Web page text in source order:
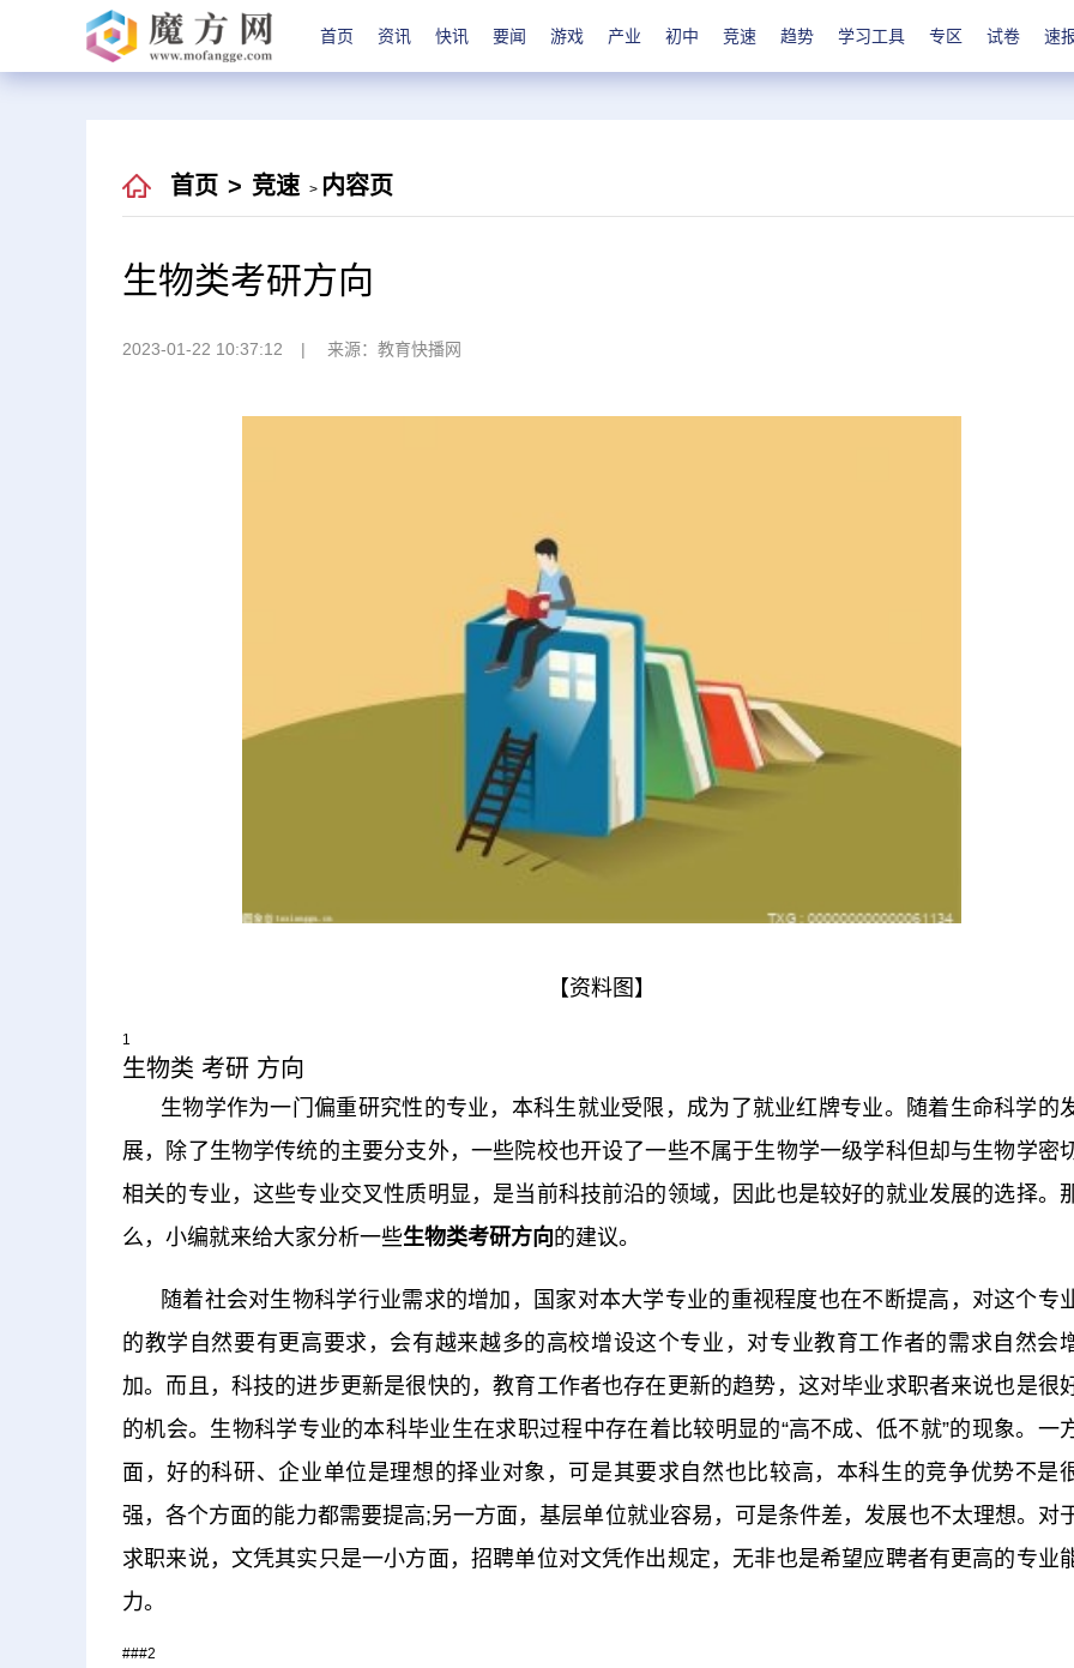
首页 资讯 快讯 要闻 游戏 产业 初中 竞速 趋势 学习工具 专区 试卷 速
首页 > 竞速 > 内容页
生物类考研方向
2023-01-22 10:37:12 来源：教育快播网
【资料图】
1
生物类 考研 方向
生物学作为一门偏重研究性的专业，本科生就业受限，成为了就业红牌专业。随着生命科学的
展，除了生物学传统的主要分支外，一些院校也开设了一些不属于生物学一级学科但却与生物学密
相关的专业，这些专业交叉性质明显，是当前科技前沿的领域，因此也是较好的就业发展的选择。
么，小编就来给大家分析一些生物类考研方向 的建议。
随着社会对生物科学行业需求的增加，国家对本大学专业的重视程度也在不断提高，对这个专
的教学自然要有更高要求，会有越来越多的高校增设这个专业，对专业教育工作者的需求自然会
加。而且，科技的进步更新是很快的，教育工作者也存在更新的趋势，这对毕业求职者来说也是很
的机会。生物科学专业的本科毕业生在求职过程中存在着比较明显的“高不成、低不就”的现象。一
面，好的科研、企业单位是理想的择业对象，可是其要求自然也比较高，本科生的竞争优势不是
强，各个方面的能力都需要提高;另一方面，基层单位就业容易，可是条件差，发展也不太理想。对
求职来说，文凭其实只是一小方面，招聘单位对文凭作出规定，无非也是希望应聘者有更高的专业
力。
###2